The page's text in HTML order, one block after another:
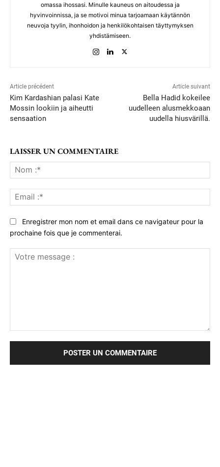
omassa ihossasi. Minulle kauneus on aitoudessa ja
hyvinvoinnissa, ja se motivoi minua tarjoamaan käytännön
neuvoja tyylin, ihonhoidon ja henkilökohtaisen täyttymyksen
yhdistämiseen.
Article précédent
Kim Kardashian palasi Kate
Mossin lookiin ja aiheutti
sensaation
Article suivant
Bella Hadid kokeilee
uudelleen alusmekkoaan
uudella hiusvärillä.
LAISSER UN COMMENTAIRE
:*
:*
Enregistrer mon nom et email dans ce navigateur pour la
prochaine fois que je commenterai.